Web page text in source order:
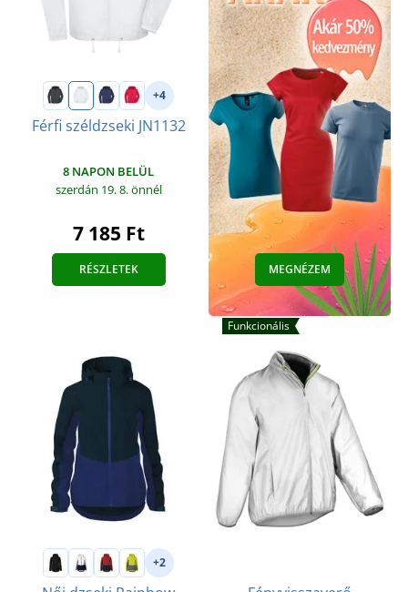
+4
Férfi széldzseki JN1132
8 NAPON BELÜL
szerdán 19. 8.önnél
7 185 Ft
RÉSZLETEK MEGNÉZEM
+2
Funkcionális